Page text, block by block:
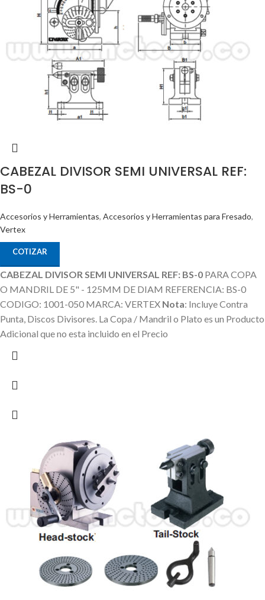
CABEZAL DIVISOR SEMI UNIVERSAL REF:
BS-0
Accesorios y Herramientas, Accesorios y Herramientas para Fresado,
Vertex
COTIZAR
CABEZAL DIVISOR SEMI UNIVERSAL REF: BS-0 PARA COPA
O MANDRIL DE 5" - 125MM DE DIAM REFERENCIA: BS-0
CODIGO: 1001-050 MARCA: VERTEX Nota: Incluye Contra
Punta, Discos Divisores. La Copa / Mandril o Plato es un Producto
Adicional que no esta incluido en el Precio